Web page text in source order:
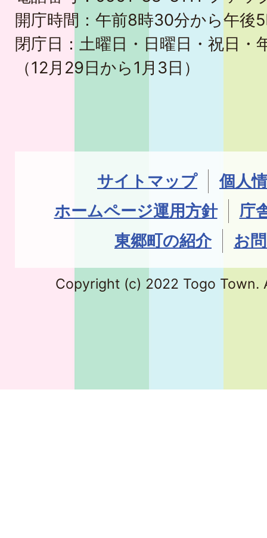
開庁時間：午前8時30分から午後
閉庁日：土曜日・日曜日・祝日・
（12月29日から1月3日）
サイトマップ
個人
ホームページ運用方針
庁
東郷町の紹介
お
Copyright (c) 2022 Togo Town.